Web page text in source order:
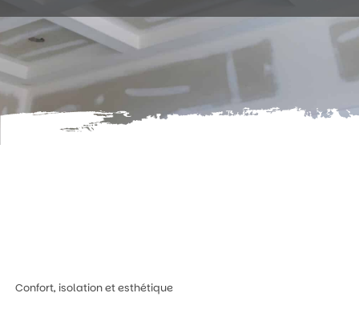
Confort, isolation et esthétique